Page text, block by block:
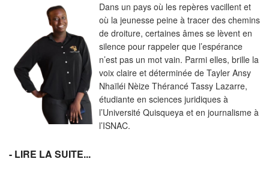
Dans un pays où les repères vacillent et
où la jeunesse peine à tracer des chemins
de droiture, certaines âmes se lèvent en
silence pour rappeler que l’espérance
n’est pas un mot vain. Parmi elles, brille la
voix claire et déterminée de Tayler Ansy
Nhaïléi Nèize Thérancé Tassy Lazarre,
étudiante en sciences juridiques à
l’Université Quisqueya et en journalisme à
l’ISNAC.
- LIRE LA SUITE...